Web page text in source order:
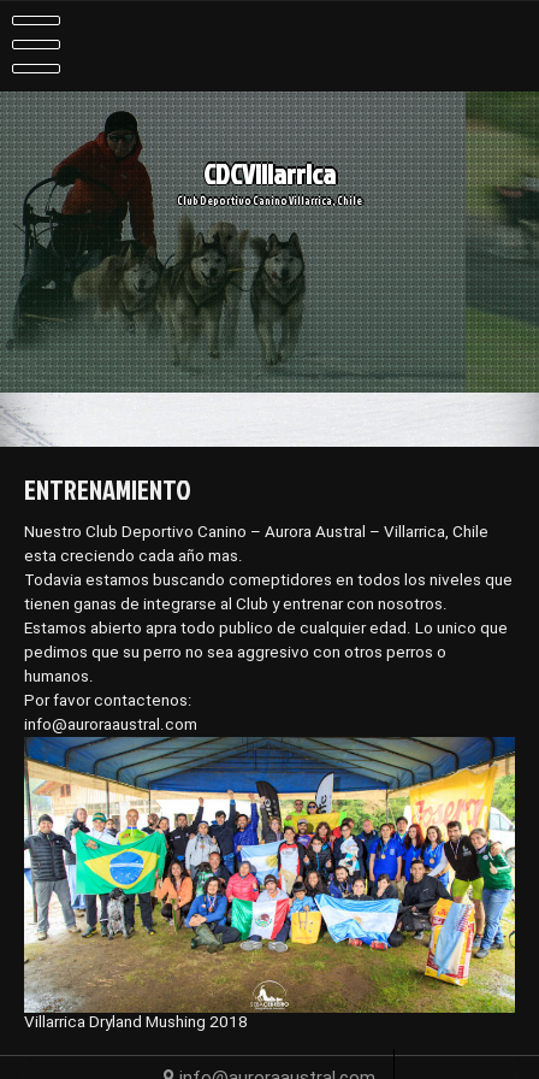
Skip
to
content
CDCVillarrica
Club Deportivo Canino Villarrica, Chile
ENTRENAMIENTO
Nuestro Club Deportivo Canino – Aurora Austral – Villarrica, Chile
esta creciendo cada año mas.
Todavia estamos buscando comeptidores en todos los niveles que
tienen ganas de integrarse al Club y entrenar con nosotros.
Estamos abierto apra todo publico de cualquier edad. Lo unico que
pedimos que su perro no sea aggresivo con otros perros o
humanos.
Por favor contactenos:
info@auroraaustral.com
Villarrica Dryland Mushing 2018